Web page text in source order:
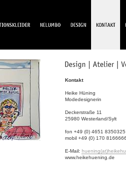
Kontakt
Heike Hüning
Modedesignerin
Deckerstraße 11
25980 Westerland/Sylt
fon +49 (0) 4651 8350325
mobil +49 (0) 170 8166666
E-Mail:
www.heikehuening.de